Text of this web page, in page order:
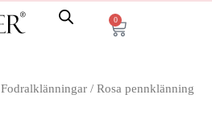
0
Fodralklänningar / Rosa pennklänning